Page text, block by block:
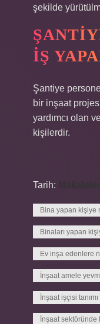
şekilde
IŞ
Şantiye
bir inşaat
yardımcı olan
kişilerdir.
Tarih:
Bina yapan kişiye
Binaları yapan
Ev inşa edenlere
İnşaat amele
İnşaat işçisi
İnşaat sektöründe